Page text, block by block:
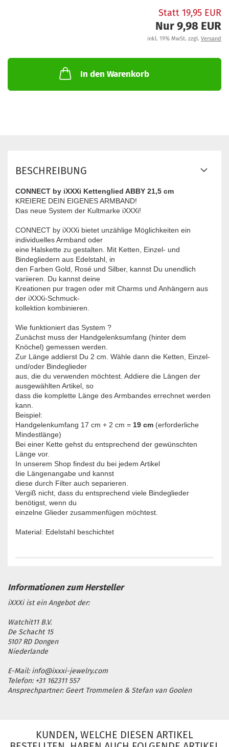
Statt 19,95 EUR
Nur 9,98 EUR
inkl. 19% MwSt. zzgl. Versand
In den Warenkorb
BESCHREIBUNG
CONNECT by iXXXi Kettenglied ABBY 21,5 cm
KREIERE DEIN EIGENES ARMBAND!
Das neue System der Kultmarke iXXXi!
CONNECT by iXXXi bietet unzählige Möglichkeiten ein
individuelles Armband oder
eine Halskette zu gestalten. Mit Ketten, Einzel- und
Bindegliedern aus Edelstahl, in
den Farben Gold, Rosé und Silber, kannst Du unendlich
variieren. Du kannst deine
Kreationen pur tragen oder mit Charms und Anhängern aus
der iXXXi-Schmuck-
kollektion kombinieren.
Wie funktioniert das System ?
Zunächst muss der Handgelenksumfang (hinter dem
Knöchel) gemessen werden.
Zur Länge addierst Du 2 cm. Wähle dann die Ketten, Einzel-
und/oder Bindeglieder
aus, die du verwenden möchtest. Addiere die Längen der
ausgewählten Artikel, so
dass die komplette Länge des Armbandes errechnet werden
kann.
Beispiel:
Handgelenkumfang 17 cm + 2 cm = 19 cm (erforderliche
Mindestlänge)
Bei einer Kette gehst du entsprechend der gewünschten
Länge vor.
In unserem Shop findest du bei jedem Artikel
die Längenangabe und kannst
diese durch Filter auch separieren.
Vergiß nicht, dass du entsprechend viele Bindeglieder
benötigst, wenn du
einzelne Glieder zusammenfügen möchtest.
Material: Edelstahl beschichtet
iXXXi ist ein Angebot der:
Watchit11 B.V.
De Schacht 15
5107 RD Dongen
Niederlande
E-Mail: info@ixxxi-jewelry.com
Telefon: +31 162311 557
Ansprechpartner: Geert Trommelen & Stefan van Goolen
KUNDEN, WELCHE DIESEN ARTIKEL